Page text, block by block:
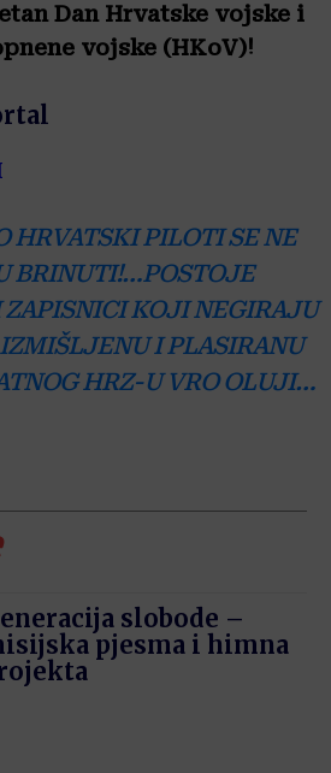
Dan Hrvatske vojske i
vojske (HKoV)!
HRVATSKI PILOTI SE NE
BRINUTI!…POSTOJE
KOJI NEGIRAJU
I PLASIRANU
HRZ-U VRO OLUJI…
slobode –
pjesma i himna